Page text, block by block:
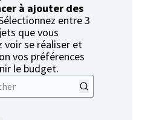
à ajouter des
entre 3
que vous
voir se réaliser et
vos préférences
le budget.